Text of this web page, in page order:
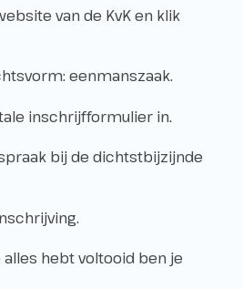
van de KvK en klik
eenmanszaak.
inschrijfformulier in.
bij de dichtstbijzijnde
alles hebt voltooid ben je